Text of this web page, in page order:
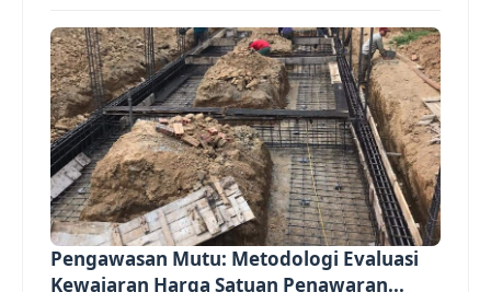
Pengawasan Mutu: Metodologi Evaluasi
Kewajaran Harga Satuan Penawaran...